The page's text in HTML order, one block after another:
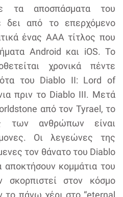
τα αποσπάσματα του
δει από το επερχόμενο
ένας ΑΑΑ τίτλος που
Android και iOS. Το
χρονικά πέντε
του Diablo II: Lord of
πριν το Diablo III. Μετά
από τον Tyrael, το
των ανθρώπων είναι
Οι λεγεώνες της
τον θάνατο του Diablo
κομμάτια του
σκορπιστεί στον κόσμο
το πάνω χέρι στο “eternal